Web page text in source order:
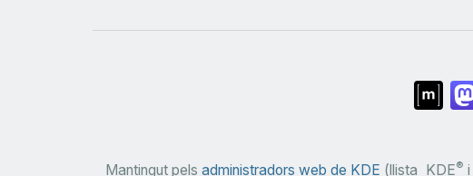
Mantingut pels administradors web de KDE (llista KDE® i